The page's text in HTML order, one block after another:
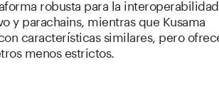
robusta para la interoperabilidad
y parachains, mientras que Kusama
características similares, pero
menos estrictos.